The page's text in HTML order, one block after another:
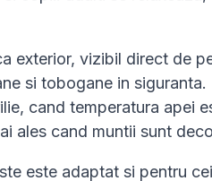
exterior, vizibil direct de
si tobogane in
cand temperatura apei
ales cand muntii sunt
este adaptat si pentru